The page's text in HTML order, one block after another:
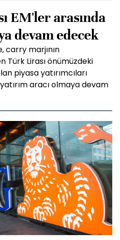
EM'ler arasında
devam edecek
carry marjının
Türk Lirası önümüzdeki
piyasa yatırımcıları
aracı olmaya devam